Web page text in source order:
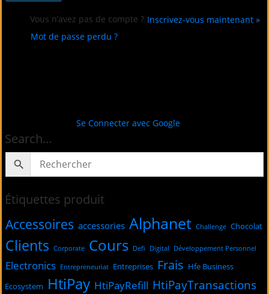
Vous n’avez pas de compte ? Inscrivez-vous maintenant »
Mot de passe perdu ?
Se Connecter avec Google
Search…
Étiquettes produit
Accessoires accessories Alphanet Challenge Chocolat
Clients Corporate Cours Defi Digital Développement Personnel
Electronics Entrepreneuriat Entreprises Frais Hfe Business
Ecosystem HtiPay HtiPayRefill HtiPayTransactions